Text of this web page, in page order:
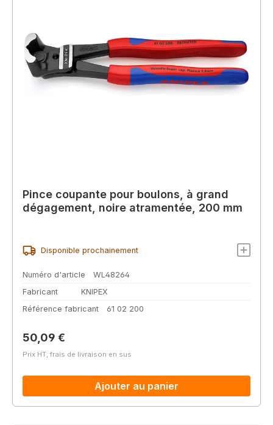
Pince coupante pour boulons, à grand
dégagement, noire atramentée, 200 mm
Disponible prochainement
Numéro d'article
WL48264
Fabricant
KNIPEX
Référence fabricant
61 02 200
Prix régulier :
50,09 €
Prix HT, frais de livraison en sus
Ajouter au panier